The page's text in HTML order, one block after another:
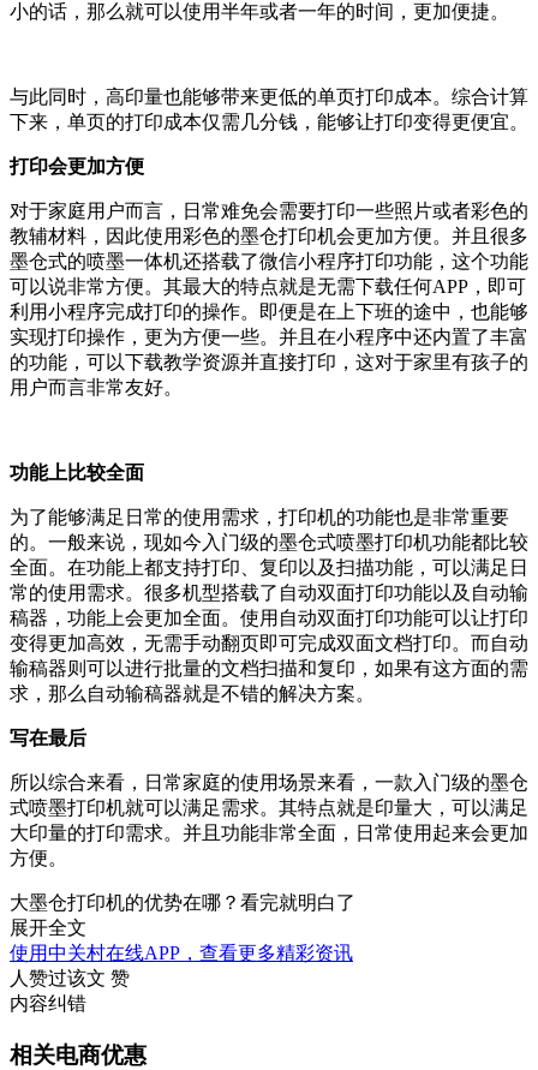
小的话，那么就可以使用半年或者一年的时间，更加便捷。
与此同时，高印量也能够带来更低的单页打印成本。综合计算
下来，单页的打印成本仅需几分钱，能够让打印变得更便宜。
打印会更加方便
对于家庭用户而言，日常难免会需要打印一些照片或者彩色的
教辅材料，因此使用彩色的墨仓打印机会更加方便。并且很多
墨仓式的喷墨一体机还搭载了微信小程序打印功能，这个功能
可以说非常方便。其最大的特点就是无需下载任何APP，即可
利用小程序完成打印的操作。即便是在上下班的途中，也能够
实现打印操作，更为方便一些。并且在小程序中还内置了丰富
的功能，可以下载教学资源并直接打印，这对于家里有孩子的
用户而言非常友好。
功能上比较全面
为了能够满足日常的使用需求，打印机的功能也是非常重要
的。一般来说，现如今入门级的墨仓式喷墨打印机功能都比较
全面。在功能上都支持打印、复印以及扫描功能，可以满足日
常的使用需求。很多机型搭载了自动双面打印功能以及自动输
稿器，功能上会更加全面。使用自动双面打印功能可以让打印
变得更加高效，无需手动翻页即可完成双面文档打印。而自动
输稿器则可以进行批量的文档扫描和复印，如果有这方面的需
求，那么自动输稿器就是不错的解决方案。
写在最后
所以综合来看，日常家庭的使用场景来看，一款入门级的墨仓
式喷墨打印机就可以满足需求。其特点就是印量大，可以满足
大印量的打印需求。并且功能非常全面，日常使用起来会更加
方便。
大墨仓打印机的优势在哪？看完就明白了
展开全文
使用中关村在线APP，查看更多精彩资讯
人赞过该文 赞
内容纠错
相关电商优惠